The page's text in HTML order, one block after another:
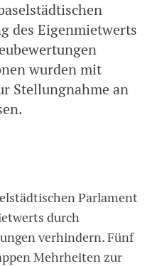
des Eigenmietwerts
wurden mit
Stellungnahme an
Parlament
durch
verhindern. Fünf
Mehrheiten zur